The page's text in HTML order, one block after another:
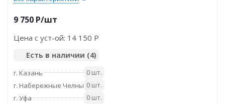
9 750 P/шт
Цена с уст-ой: 14 150 P
Есть в наличии (4)
г. Казань
0 шт.
г. Набережные Челны 0 шт.
г. Уфа
0 шт.